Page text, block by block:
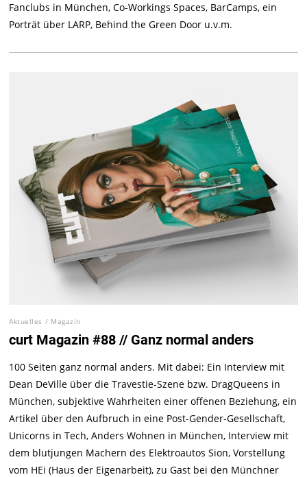
Fanclubs in München, Co-Workings Spaces, BarCamps, ein
Porträt über LARP, Behind the Green Door u.v.m.
Aktuelles / Magazin
curt Magazin #88 // Ganz normal anders
100 Seiten ganz normal anders. Mit dabei: Ein Interview mit
Dean DeVille über die Travestie-Szene bzw. DragQueens in
München, subjektive Wahrheiten einer offenen Beziehung, ein
Artikel über den Aufbruch in eine Post-Gender-Gesellschaft,
Unicorns in Tech, Anders Wohnen in München, Interview mit
dem blutjungen Machern des Elektroautos Sion, Vorstellung
vom HEi (Haus der Eigenarbeit), zu Gast bei den Münchner